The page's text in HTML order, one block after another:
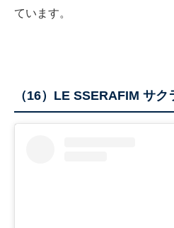
ています。
（16）LE SSERAFIM サク